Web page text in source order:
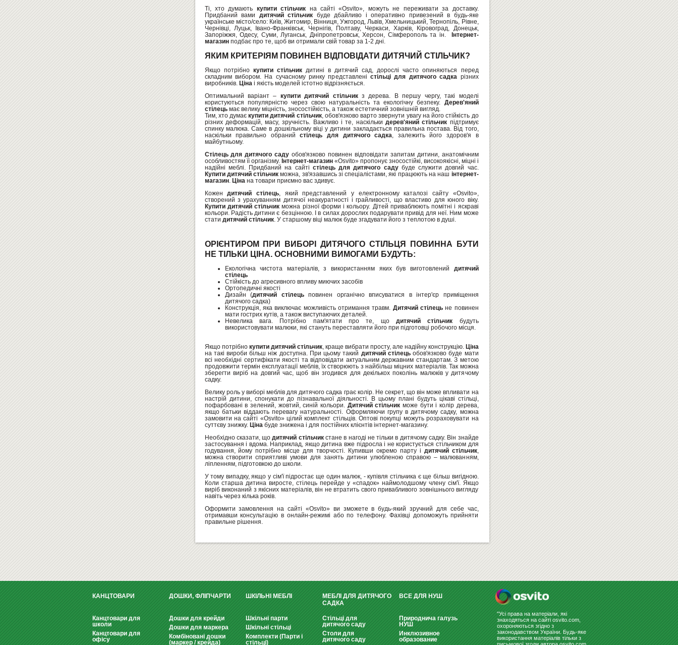
Ті, хто думають купити стільчик на сайті «Osvito», можуть не переживати за доставку.
Придбаний вами дитячий стільчик буде дбайливо і оперативно привезений в будь-яке
українське місто/село: Київ, Житомир, Вінниця, Ужгород, Львів, Хмельницький, Тернопіль, Рівне,
Чернівці, Луцьк, Івано-Франківськ, Чернігів, Полтаву, Черкаси, Харків, Кіровоград, Донецьк,
Запоріжжя, Одесу, Суми, Луганськ, Дніпропетровськ, Херсон, Сімферополь та ін.
Інтернет-
магазинподбає про те, щоб ви отримали свій товар за 1-2 дні.
ЯКИМ КРИТЕРІЯМ ПОВИНЕН ВІДПОВІДАТИ ДИТЯЧИЙ СТІЛЬЧИК?
Якщо потрібно купити стільчикдитині в дитячий сад, дорослі часто опиняються перед
складним вибором. На сучасному ринку представлені стільці для дитячого садка різних
виробників. Цінаі якість моделей істотно відрізняється.
Оптимальний варіант – купити дитячий стільчикз дерева. В першу чергу, такі моделі
користуються популярністю через свою натуральність та екологічну безпеку. Дерев'яний
стілець має велику міцність, зносостійкість, а також естетичний зовнішній вигляд.
Тим, хто думаєкупити дитячий стільчик, обов'язково варто звернути увагу на його стійкість до
різних деформацій, масу, зручність. Важливо і те, наскільки дерев'яний стільчик підтримує
спинку малюка. Саме в дошкільному віці у дитини закладається правильна постава. Від того,
наскільки правильно обранийстілець для дитячого садка, залежить його здоров'я в
майбутньому.
Стілець для дитячого саду обов'язково повинен відповідати запитам дитини, анатомічним
особливостям її організму. Інтернет-магазин«Osvito» пропонує зносостійкі, високоякісні, міцні і
надійні меблі. Придбаний на сайті стілець для дитячого садубуде служити довгий час.
Купити дитячий стільчик можна, зв'язавшись зі спеціалістами, які працюють на наш інтернет-
магазин. Цінана товари приємно вас здивує.
Кожендитячий стілець, який представлений у електронному каталозі сайту «Osvito»,
створений з урахуванням дитячої неакуратності і грайливості, що властиво для юного віку.
Купити дитячий стільчик можна різної форми і кольору. Дітей приваблюють помітні і яскраві
кольори. Радість дитини є безцінною. І в силах дорослих подарувати привід для неї. Ним може
стати дитячий стільчик. У старшому віці малюк буде згадувати його з теплотою в душі.
ОРІЄНТИРОМ ПРИ ВИБОРІ ДИТЯЧОГО СТІЛЬЦЯ ПОВИННА БУТИ
НЕ ТІЛЬКИ ЦІНА. ОСНОВНИМИ ВИМОГАМИ БУДУТЬ:
Екологічна чистота матеріалів, з використанням яких був виготовлений дитячий
стілець
Стійкість до агресивного впливу миючих засобів
Ортопедичні якості
Дизайн (дитячий стілецьповинен органічно вписуватися в інтер'єр приміщення
дитячого садка)
Конструкція, яка виключає можливість отримання травм. Дитячий стілецьне повинен
мати гострих кутів, а також виступаючих деталей.
Невелика вага. Потрібно пам'ятати про те, що дитячий стільчик будуть
використовувати малюки, які стануть переставляти його при підготовці робочого місця.
Якщо потрібно купити дитячий стільчик, краще вибрати просту, але надійну конструкцію. Ціна
на такі вироби більш ніж доступна. При цьому такий дитячий стілецьобов'язково буде мати
всі необхідні сертифікати якості та відповідати актуальним державним стандартам. З метою
продовжити термін експлуатації меблів, їх створюють з найбільш міцних матеріалів. Так можна
зберегти виріб на довгий час, щоб він згодився для декількох поколінь малюків у дитячому
садку.
Велику роль у виборі меблів для дитячого садка грає колір. Не секрет, що він може впливати на
настрій дитини, спонукати до пізнавальної діяльності. В цьому плані будуть цікаві стільці,
пофарбовані в зелений, жовтий, синій кольори. Дитячий стільчик може бути і колір дерева,
якщо батьки віддають перевагу натуральності. Оформляючи групу в дитячому садку, можна
замовити на сайті «Osvito» цілий комплект стільців. Оптові покупці можуть розраховувати на
суттєву знижку. Цінабуде знижена і для постійних клієнтів інтернет-магазину.
Необхідно сказати, щодитячий стільчикстане в нагоді не тільки в дитячому садку. Він знайде
застосування і вдома. Наприклад, якщо дитина вже підросла і не користується стільчиком для
годування, йому потрібно місце для творчості. Купивши окремо парту і дитячий стільчик,
можна створити сприятливі умови для занять дитини улюбленою справою – малюванням,
ліпленням, підготовкою до школи.
У тому випадку, якщо у сім'ї підростає ще один малюк, - купівля стільчика є ще більш вигідною.
Коли старша дитина виросте, стілець перейде у «спадок» наймолодшому члену сім'ї. Якщо
виріб виконаний з якісних матеріалів, він не втратить свого привабливого зовнішнього вигляду
навіть через кілька років.
Оформити замовлення на сайті «Osvito» ви зможете в будь-який зручний для себе час,
отримавши консультацію в онлайн-режимі або по телефону. Фахівці допоможуть прийняти
правильне рішення.
1490
КАНЦТОВАРИ
Канцтовари для
школи
Канцтовари для
офісу
ДОШКИ, ФЛІПЧАРТИ
Дошки для крейди
Дошки для маркера
Комбіновані дошки
(маркер / крейда)
ШКІЛЬНІ МЕБЛІ
Шкільні парти
Шкільні стільці
Комплекти (Парти і
стільці)
МЕБЛІ ДЛЯ ДИТЯЧОГО
САДКА
Стільці для
дитячого саду
Столи для
дитячого саду
ВСЕ ДЛЯ НУШ
Природнича галузь
НУШ
Инклюзивное
образование
"Усі права на матеріали, які
знаходяться на сайті osvito.com,
охороняються згідно з
законодавством України. Будь-яке
використання матеріалів тільки з